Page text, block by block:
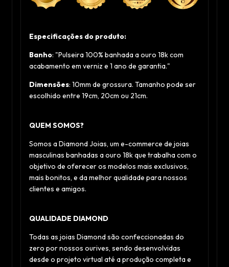
Especificações do produto:
Banho: "Pulseira 100% banhada a ouro 18k com
acabamento em verniz e 1 ano de garantia."
Dimensões: 10mm de grossura. Tamanho pode ser
escolhido entre 19cm, 20cm ou 21cm.
QUEM SOMOS?
Somos a Diamond Joias, um e-commerce de joias
masculinas banhadas a ouro 18k que trabalha com o
objetivo de oferecer os modelos mais exclusivos,
mais bonitos, e da melhor qualidade para nossos
clientes e amigos.
QUALIDADE DIAMOND
Todas as joias Diamond são confeccionadas do
zero por nossos ourives, sendo desenvolvidas
desde o projeto virtual até a produção completa e